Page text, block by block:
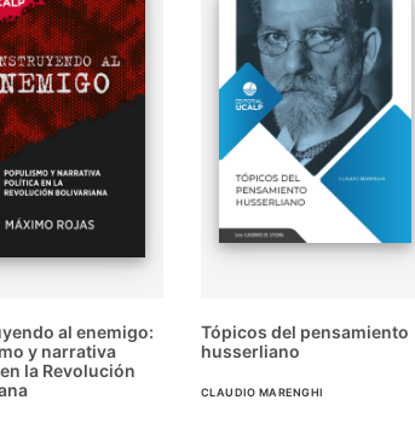
al enemigo:
y narrativa
la Revolución
Tópicos del pensamiento
husserliano
CLAUDIO MARENGHI